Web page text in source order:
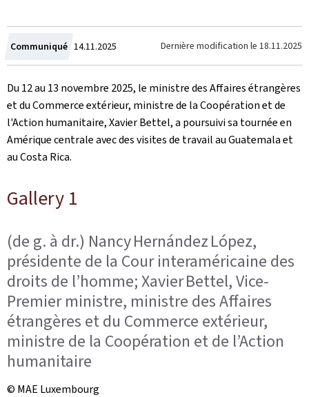
Communiqué Crée
le
14.11.2025 Dernière modification le 18.11.2025
Du 12 au 13 novembre 2025, le ministre des Affaires étrangères
et du Commerce extérieur, ministre de la Coopération et de
l'Action humanitaire, Xavier Bettel, a poursuivi sa tournée en
Amérique centrale avec des visites de travail au Guatemala et
au Costa Rica.
Gallery 1
(de g. à dr.) Nancy Hernández López,
présidente de la Cour interaméricaine des
droits de l’homme; Xavier Bettel, Vice-
Premier ministre, ministre des Affaires
étrangères et du Commerce extérieur,
ministre de la Coopération et de l’Action
humanitaire
© MAE Luxembourg